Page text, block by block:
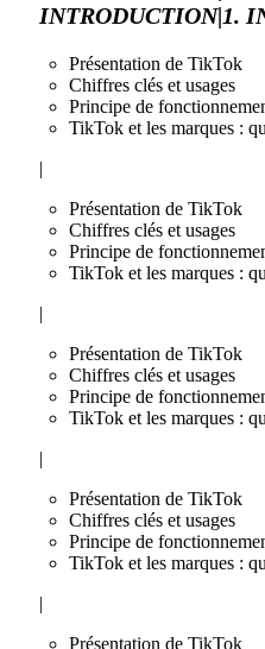
INTRODUCTION|1.
Présentation de TikTok
Chiffres clés et usages
Principe de
TikTok et les marques :
|
Présentation de TikTok
Chiffres clés et usages
Principe de
TikTok et les marques :
|
Présentation de TikTok
Chiffres clés et usages
Principe de
TikTok et les marques :
|
Présentation de TikTok
Chiffres clés et usages
Principe de
TikTok et les marques :
|
Présentation de TikTok